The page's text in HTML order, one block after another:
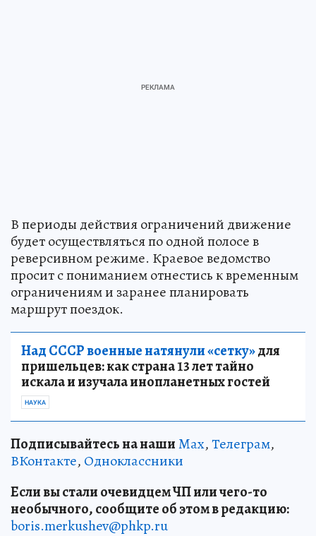
В периоды действия ограничений движение
будет осуществляться по одной полосе в
реверсивном режиме. Краевое ведомство
просит с пониманием отнестись к временным
ограничениям и заранее планировать
маршрут поездок.
Над СССР военные натянули «сетку»для
пришельцев: как страна 13 лет тайно
искала и изучала инопланетных гостей
НАУКА
Подписывайтесь на нашиMax,Телеграм,
ВКонтакте, Одноклассники
Если вы стали очевидцем ЧП или чего-то
необычного, сообщите об этом в редакцию:
boris.merkushev@phkp.ru